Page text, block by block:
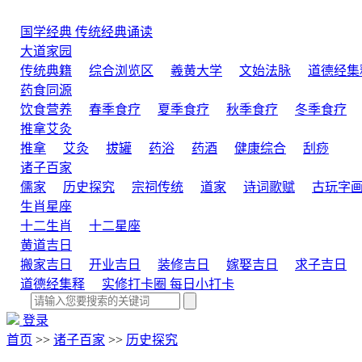
国学经典 传统经典诵读
大道家园
传统典籍
综合浏览区 羲黄大学 文始法脉
道德经集
药食同源
饮食营养
春季食疗 夏季食疗 秋季食疗 冬季食疗
推拿艾灸
推拿
艾灸 拔罐 药浴 药酒 健康综合
刮痧
诸子百家
儒家
历史探究 宗祠传统 道家 诗词歌赋 古玩字画
生肖星座
十二生肖
十二星座
黄道吉日
搬家吉日
开业吉日 装修吉日 嫁娶吉日
求子吉日
道德经集释
实修打卡圈 每日小打卡
登录
首页 >> 诸子百家 >> 历史探究